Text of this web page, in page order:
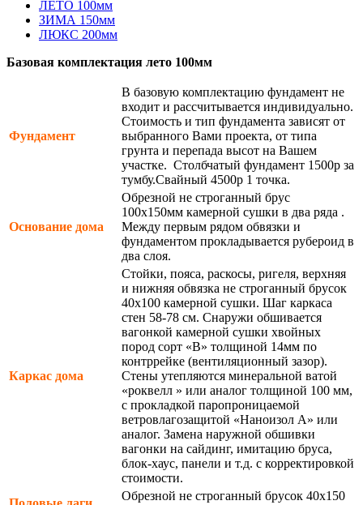
ЛЕТО 100мм
ЗИМА 150мм
ЛЮКС 200мм
Базовая комплектация лето 100мм
Фундамент
В базовую комплектацию фундамент не
входит и рассчитывается индивидуально.
Стоимость и тип фундамента зависят от
выбранного Вами проекта, от типа
грунта и перепада высот на Вашем
участке. Столбчатый фундамент 1500р за
тумбу.Свайный 4500р 1 точка.
Основание дома
Обрезной не строганный брус
100х150мм камерной сушки в два ряда .
Между первым рядом обвязки и
фундаментом прокладывается рубероид в
два слоя.
Каркас дома
Стойки, пояса, раскосы, ригеля, верхняя
и нижняя обвязка не строганный брусок
40х100 камерной сушки. Шаг каркаса
стен 58-78 см. Снаружи обшивается
вагонкой камерной сушки хвойных
пород сорт «В» толщиной 14мм по
контррейке (вентиляционный зазор).
Стены утепляются минеральной ватой
«роквелл » или аналог толщиной 100 мм,
с прокладкой паропроницаемой
ветровлагозащитой «Наноизол А» или
аналог. Замена наружной обшивки
вагонки на сайдинг, имитацию бруса,
блок-хаус, панели и т.д. с корректировкой
стоимости.
Обрезной не строганный брусок 40х150